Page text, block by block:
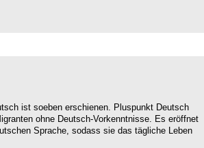
ist soeben erschienen. Pluspunkt Deutsch
ohne Deutsch-Vorkenntnisse. Es eröffnet
Sprache, sodass sie das tägliche Leben